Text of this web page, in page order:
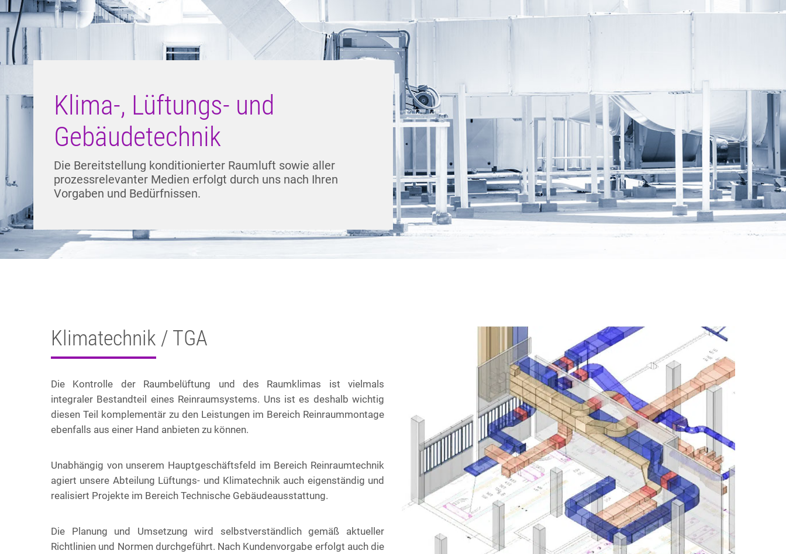
Klima-, Lüftungs- und
Gebäudetechnik
Die Bereitstellung konditionierter Raumluft sowie aller
prozessrelevanter Medien erfolgt durch uns nach Ihren
Vorgaben und Bedürfnissen.
Klimatechnik / TGA
Die Kontrolle der Raumbelüftung und des Raumklimas ist vielmals
integraler Bestandteil eines Reinraumsystems. Uns ist es deshalb wichtig
diesen Teil komplementär zu den Leistungen im Bereich Reinraummontage
ebenfalls aus einer Hand anbieten zu können.
Unabhängig von unserem Hauptgeschäftsfeld im Bereich Reinraumtechnik
agiert unsere Abteilung Lüftungs- und Klimatechnik auch eigenständig und
realisiert Projekte im Bereich Technische Gebäudeausstattung.
Die Planung und Umsetzung wird selbstverständlich gemäß aktueller
Richtlinien und Normen durchgeführt. Nach Kundenvorgabe erfolgt auch die